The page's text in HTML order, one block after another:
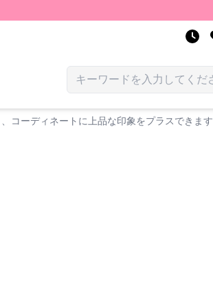
コーディネートに上品な印象をプラスできます